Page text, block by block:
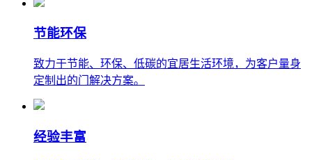
节能环保
致力于节能、环保、低碳的宜居生活环境，为客户量身
定制出的门解决方案。
经验丰富